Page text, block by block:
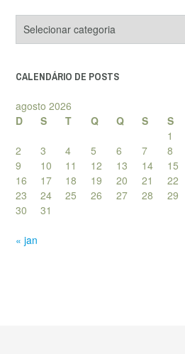
de
CALENDÁRIO DE POSTS
agosto 2026
D
S T Q Q S
S
1
2
3 4 5 6 7
8
9
10 11 12 13 14
15
16
17 18 19 20 21
22
23
24 25 26 27 28
29
30
31
« jan